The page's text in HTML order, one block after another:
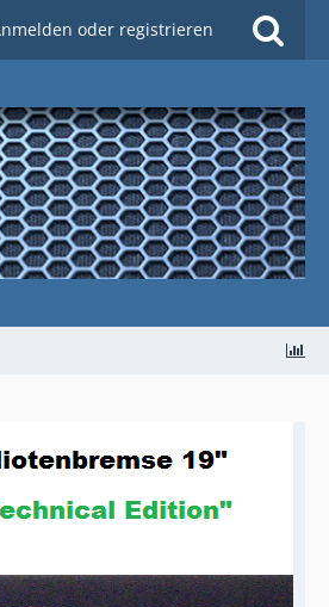
oder registrieren